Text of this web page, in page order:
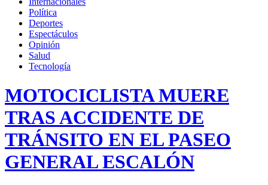
Política
Deportes
Espectáculos
Opinión
Salud
Tecnología
MOTOCICLISTA MUERE
TRAS ACCIDENTE DE
TRÁNSITO EN EL PASEO
GENERAL ESCALÓN